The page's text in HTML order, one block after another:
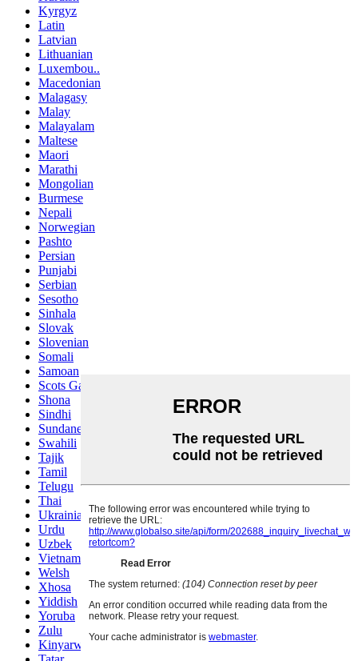
Kyrgyz
Latin
Latvian
Lithuanian
Luxembou..
Macedonian
Malagasy
Malay
Malayalam
Maltese
Maori
Marathi
Mongolian
Burmese
Nepali
Norwegian
Pashto
Persian
Punjabi
Serbian
Sesotho
Sinhala
Slovak
Slovenian
Somali
Samoan
Scots Gaelic
Shona
Sindhi
Sundanese
Swahili
Tajik
Tamil
Telugu
Thai
Ukrainian
Urdu
Uzbek
Vietnamese
Welsh
Xhosa
Yiddish
Yoruba
Zulu
Kinyarwanda